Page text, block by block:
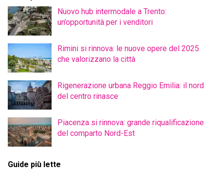
Nuovo hub intermodale a Trento:
un’opportunità per i venditori
Rimini si rinnova: le nuove opere del 2025
che valorizzano la città
Rigenerazione urbana Reggio Emilia: il nord
del centro rinasce
Piacenza si rinnova: grande riqualificazione
del comparto Nord-Est
Guide più lette